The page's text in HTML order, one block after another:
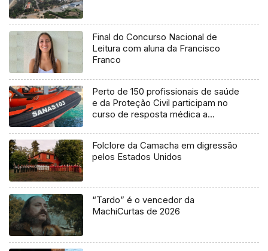
Final do Concurso Nacional de
Leitura com aluna da Francisco
Franco
Perto de 150 profissionais de saúde
e da Proteção Civil participam no
curso de resposta médica a
Folclore da Camacha em digressão
pelos Estados Unidos
“Tardo” é o vencedor da
MachiCurtas de 2026